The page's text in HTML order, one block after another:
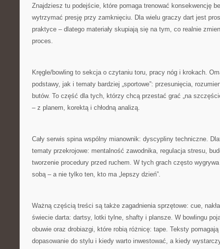
Znajdziesz tu podejście, które pomaga trenować konsekwencję
wytrzymać presję przy zamknięciu. Dla wielu graczy dart jest
praktyce – dlatego materiały skupiają się na tym, co realnie
proces.
Kręgle/bowling to sekcja o czytaniu toru, pracy nóg i krokach.
podstawy, jak i tematy bardziej „sportowe”: przesunięcia,
butów. To część dla tych, którzy chcą przestać grać „na
– z planem, korektą i chłodną analizą.
Cały serwis spina wspólny mianownik: dyscypliny techniczne.
tematy przekrojowe: mentalność zawodnika, regulacja stresu,
tworzenie procedury przed ruchem. W tych grach często
sobą – a nie tylko ten, kto ma „lepszy dzień”.
Ważną częścią treści są także zagadnienia sprzętowe: cue,
świecie darta: dartsy, lotki tylne, shafty i plansze. W bowlingu
obuwie oraz drobiazgi, które robią różnicę: tape. Teksty
dopasowanie do stylu i kiedy warto inwestować, a kiedy